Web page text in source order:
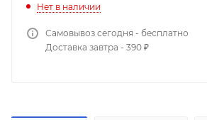
Нет в наличии
Самовывоз сегодня - бесплатно
Доставка завтра - 390 ₽